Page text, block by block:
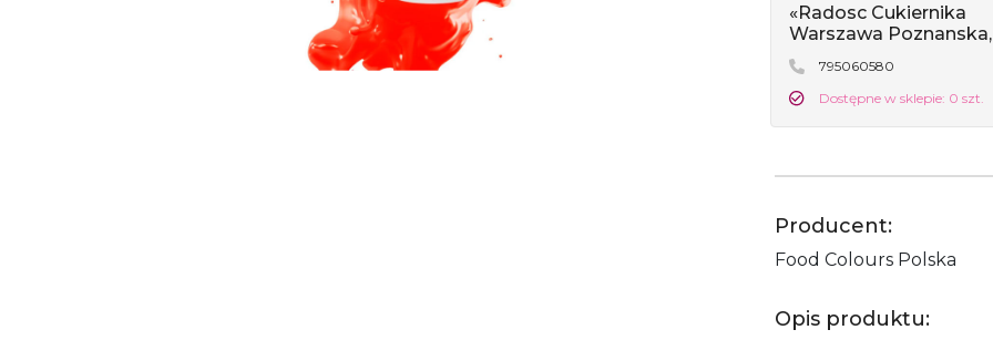
«Radosc Cukiernika
Warszawa
795060580
Dostępne w sklepie: 0 szt.
Producent:
Food Colours Polska
Opis produktu: